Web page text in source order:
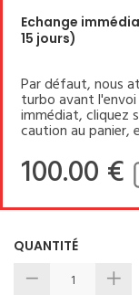
Echange
15 jours)
Par défaut, nous
turbo avant
immédiat, cliquez
caution au panier,
100.00 €
QUANTITÉ